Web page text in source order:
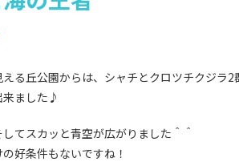
る丘公園からは、シャチとクロツチクジラ2
来ました♪
てスカッと青空が広がりました＾＾
好条件もないですね！